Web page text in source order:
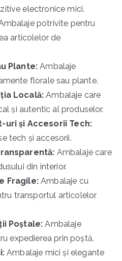
electronice mici.
potrivite pentru
articolelor de
Plante: Ambalaje
florale sau plante.
Locală: Ambalaje care
și autentic al produselor.
uri și Accesorii Tech:
tech și accesorii.
Ambalaje care
din interior.
Fragile:Ambalaje cu
transportul articolelor
Poștale: Ambalaje
expedierea prin poștă.
Ambalaje mici și elegante